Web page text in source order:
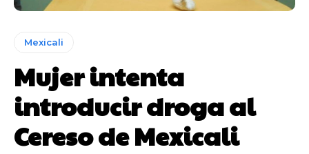
Mexicali
Mujer intenta
introducir droga al
Cereso de Mexicali